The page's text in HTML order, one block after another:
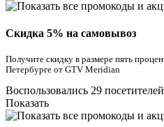
Скидка 5% на самовывоз
Получите скидку в размере пять
Петербурге от GTV Meridian
Воспользовались 29 посетителей
Показать